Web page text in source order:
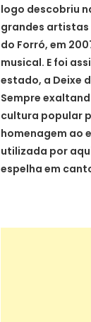
logo descobriu
grandes artistas
do Forró, em
musical. E foi
estado, a Deixe
Sempre
cultura popular
homenagem ao
utilizada por
espelha em